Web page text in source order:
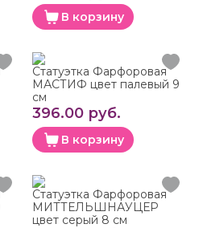
В корзину
Статуэтка Фарфоровая
МАСТИФ цвет палевый 9
см
396.00 руб.
В корзину
Статуэтка Фарфоровая
МИТТЕЛЬШНАУЦЕР
цвет серый 8 см